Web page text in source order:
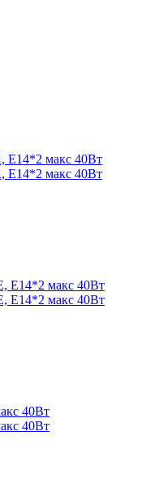
Е14*2 макс 40Вт
Е14*2 макс 40Вт
Е14*2 макс 40Вт
Е14*2 макс 40Вт
40Вт
40Вт